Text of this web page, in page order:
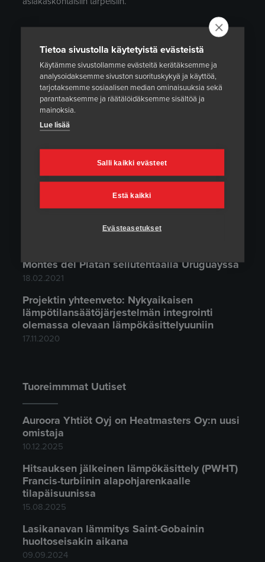
Tietoa sivustolla käytetyistä evästeistä
Käytämme sivustollamme evästeitä kerätäksemme ja
analysoidaksemme sivuston suorituskykyä ja käyttöä,
tarjotaksemme sosiaalisen median ominaisuuksia sekä
parantaaksemme ja räätälöidäksemme sisältöä ja
mainoksia.
Lue lisää
Salli kaikki evästeet
Estä kaikki
Evästeasetukset
Lämpökäsittelylaitteet
Uusimmat projektimme
Montes del Platan sellutehtaalla Uruguayssa
18.02.2021
Projektin yhteenveto: Nykyaikaisen
lämpötilansäätöjärjestelmän integrointi
olemassa olevaan lämpökäsittelyuuniin
17.11.2020
Tuoreimmmat Uutiset
Auroora Yhtiöt Oyj on Heatmasters Oy:n uusi
omistaja
10.12.2025
Hitsauksen jälkeinen lämpökäsittely (PWHT)
Francis-turbiinin alapohjarenkaalle
tilapäisuunissa
15.08.2025
Lasikanavan lämmitys Saint-Gobainin
huoltoseisakin aikana
09.09.2024